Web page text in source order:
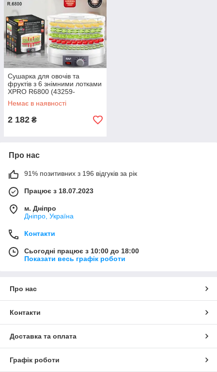
Сушарка для овочів та
фруктів з 6 знімними лотками
XPRO R6800 (43259-
R6800_1140)
Немає в наявності
2 182 ₴
Про нас
91% позитивних з 196 відгуків за рік
Працює з 18.07.2023
м. Дніпро
Дніпро, Україна
Контакти
Сьогодні працює з 10:00 до 18:00
Показати весь графік роботи
Про нас
Контакти
Доставка та оплата
Графік роботи